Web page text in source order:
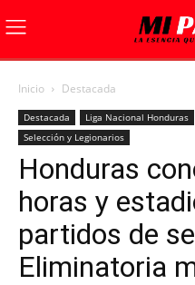
Inicio Destacada
Destacada Liga Nacional Honduras
Selección y Legionarios
Honduras
horas y
partidos de
Eliminatoria